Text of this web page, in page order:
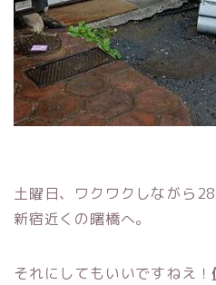
土曜日、ワクワクしながら
新宿近くの曙橋へ。
それにしてもいいですねえ！